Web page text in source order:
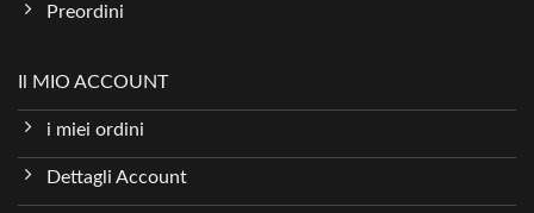
Preordini
Il MIO ACCOUNT
i miei ordini
Dettagli Account